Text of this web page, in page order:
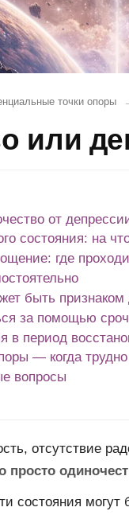
точки опоры
или
от
состояния: на
где
быть признаком
за помощью
в период
— когда
вопросы
отсутствие
просто
состояния